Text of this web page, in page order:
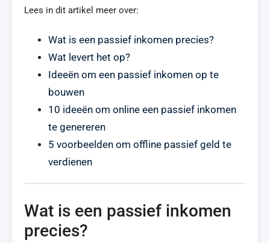
Lees in dit artikel meer over:
Wat is een passief inkomen precies?
Wat levert het op?
Ideeën om een passief inkomen op te
bouwen
10 ideeën om online een passief inkomen
te genereren
5 voorbeelden om offline passief geld te
verdienen
Wat is een passief inkomen
precies?